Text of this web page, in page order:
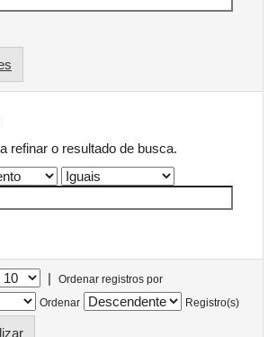
refinar o resultado de busca.
|
Ordenar registros por
Ordenar
Registro(s)